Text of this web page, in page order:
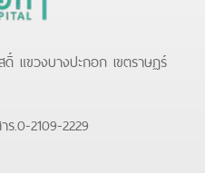
แขวงบางปะกอก เขตราษฏร์
ร.0-2109-2229